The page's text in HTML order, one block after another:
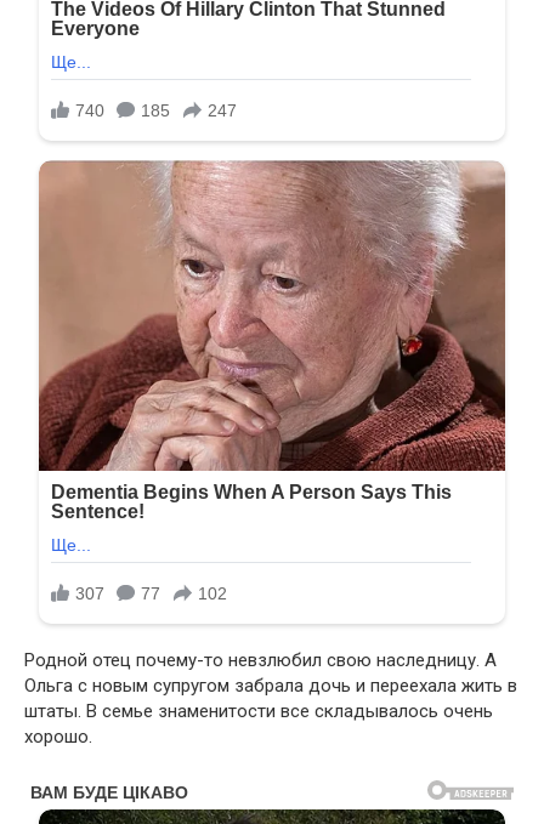
Родной отец почему-то невзлюбил свою наследницу. А
Ольга с новым супругом забрала дочь и переехала жить в
штаты. В семье знаменитости все складывалось очень
хорошо.